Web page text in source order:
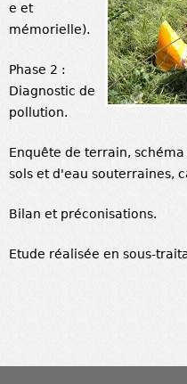
e et
mémorielle).
Phase 2 :
Diagnostic de
pollution.
Enquête de terrain,
sols et d'eau souterraines,
Bilan et préconisations.
Etude réalisée en sous-